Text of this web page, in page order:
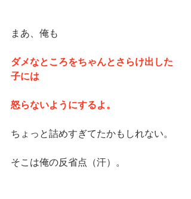
まあ、俺も
ダメなところをちゃんとさらけ出した
子には
怒らないようにするよ。
ちょっと詰めすぎてたかもしれない。
そこは俺の反省点（汗）。